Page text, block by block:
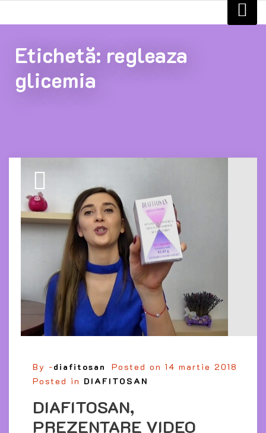
Etichetă: regleaza
glicemia
By -diafitosan Posted on 14 martie 2018
Posted in DIAFITOSAN
DIAFITOSAN,
PREZENTARE VIDEO